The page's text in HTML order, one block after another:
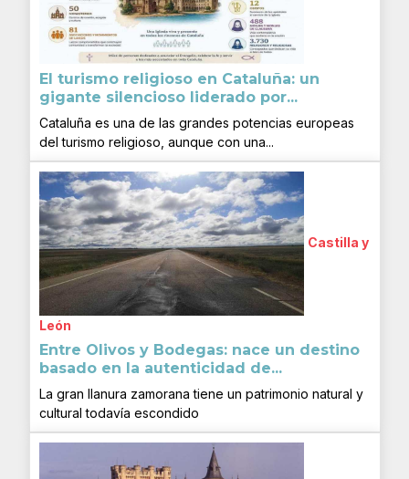
El turismo religioso en Cataluña: un
gigante silencioso liderado por...
Cataluña es una de las grandes potencias europeas
del turismo religioso, aunque con una...
Castilla y
León
Entre Olivos y Bodegas: nace un destino
basado en la autenticidad de...
La gran llanura zamorana tiene un patrimonio natural y
cultural todavía escondido